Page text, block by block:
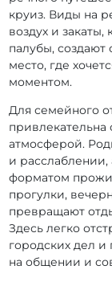
круиз. Виды на
воздух и
палубы,
место, где
моментом.
Для семейного
атмосферой.
и
форматом
прогулки,
превращают
Здесь легко
городских дел
на общении и